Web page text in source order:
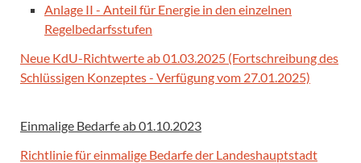
Anlage II - Anteil für Energie in den einzelnen
Regelbedarfsstufen
Neue KdU-Richtwerte ab 01.03.2025 (Fortschreibung des
Schlüssigen Konzeptes - Verfügung vom 27.01.2025)
Einmalige Bedarfeab 01.10.2023
Richtlinie für einmalige Bedarfe der Landeshauptstadt